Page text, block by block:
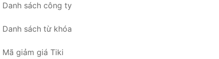
Danh sách công ty
Danh sách từ khóa
Mã giảm giá Tiki